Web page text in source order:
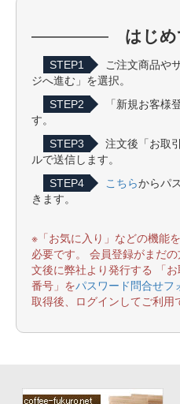
はじ
STEP1
ご注文商品や
ジへ進む」を選択。
STEP2
「新規お客様
す。
STEP3
注文後「お取
ルで送信します。
STEP4
こちらからパ
きます。
※「お気に入り」などの機能
必要です。 会員登録がまだ
文後に弊社より発行する 「
番号」をパスワード問合せフ
取得後、ログインしてご利用